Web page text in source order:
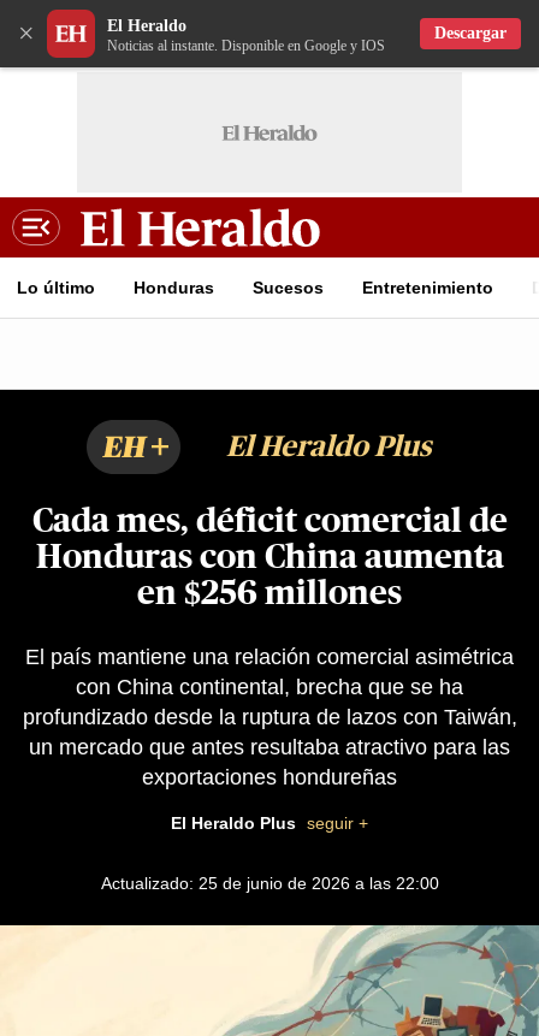
× El Heraldo
Noticias al instante. Disponible en Google y IOS
Descargar
Lo último Honduras Sucesos Entretenimiento
El Heraldo Plus
Cada mes, déficit comercial de
Honduras con China aumenta
en $256 millones
El país mantiene una relación comercial asimétrica
con China continental, brecha que se ha
profundizado desde la ruptura de lazos con Taiwán,
un mercado que antes resultaba atractivo para las
exportaciones hondureñas
El Heraldo Plus seguir +
Actualizado: 25 de junio de 2026 a las 22:00